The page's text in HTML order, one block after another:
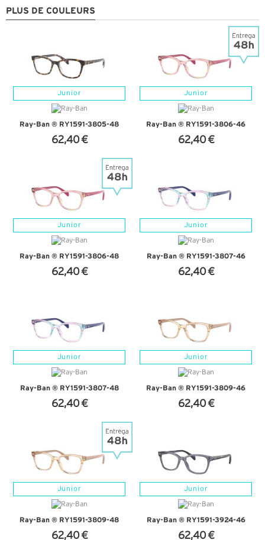
PLUS DE COULEURS
Junior
Ray-Ban ® RY1591-3805-48
62,40 €
Junior
Ray-Ban ® RY1591-3806-46
62,40 €
Junior
Ray-Ban ® RY1591-3806-48
62,40 €
Junior
Ray-Ban ® RY1591-3807-46
62,40 €
Junior
Ray-Ban ® RY1591-3807-48
62,40 €
Junior
Ray-Ban ® RY1591-3809-46
62,40 €
Junior
Ray-Ban ® RY1591-3809-48
62,40 €
Junior
Ray-Ban ® RY1591-3924-46
62,40 €